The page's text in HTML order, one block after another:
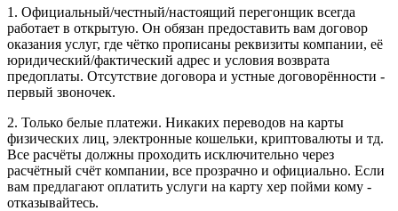
1. Официальный/честный/настоящий перегонщик всегда
работает в открытую. Он обязан предоставить вам договор
оказания услуг, где чётко прописаны реквизиты компании, её
юридический/фактический адрес и условия возврата
предоплаты. Отсутствие договора и устные договорённости -
первый звоночек.
2. Только белые платежи. Никаких переводов на карты
физических лиц, электронные кошельки, криптовалюты и тд.
Все расчёты должны проходить исключительно через
расчётный счёт компании, все прозрачно и официально. Если
вам предлагают оплатить услуги на карту хер пойми кому -
отказывайтесь.